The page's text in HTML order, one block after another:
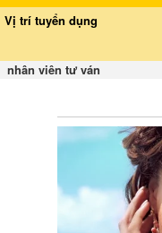
Vị trí tuyển dụng
nhân viên tư ván